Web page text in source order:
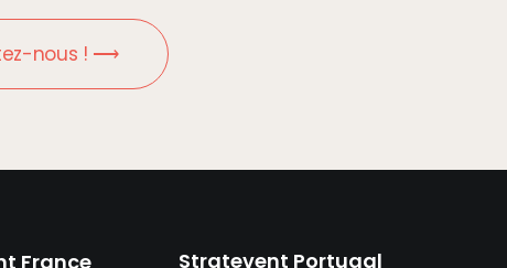
nous ! ⟶
France Stratevent Portugal